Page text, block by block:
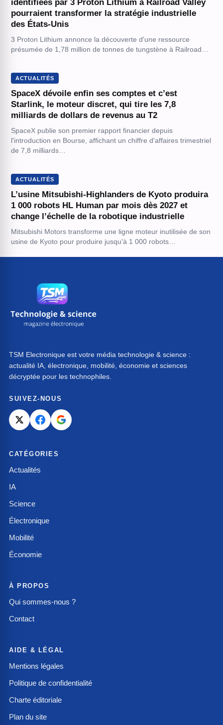
identifiées par 3 Proton Lithium à Railroad Valley
pourraient transformer la stratégie industrielle
des États-Unis
3 Proton Lithium annonce la découverte d'une ressource
présumée de 1,78 million de tonnes de tungstène à Railroad…
ACTUALITÉS
SpaceX dévoile enfin ses comptes et c’est
Starlink, le moteur discret, qui tire les 7,8
milliards de dollars de revenus au T2
SpaceX publie son premier rapport financier depuis
l'introduction en Bourse, affichant un chiffre d'affaires trimestriel
de 7,8 milliards…
ACTUALITÉS
L’usine Mitsubishi-Highlanders de Kyoto produira
1 000 robots HL Human par mois dès 2027 et
change l’échelle de la robotique industrielle
Mitsubishi Motors transforme une ligne moteur inutilisée de son
usine de Kyoto pour produire jusqu'à 1 000 robots…
TSM Electronique est votre média technologie & science :
actualité IA, électronique, mobilité, économie et sciences
décryptée pour les technophiles.
SUIVEZ-NOUS
CATÉGORIES
Actualités
IA
Science
Électronique
Mobilité
Économie
À PROPOS
Qui sommes-nous ?
Contact
AIDE & LÉGAL
Mentions légales
Politique de confidentialité
Charte éditoriale
Plan du site